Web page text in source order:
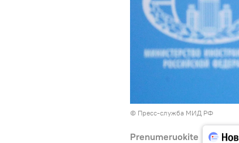
© Пресс-служба МИД РФ
Prenumeruokite